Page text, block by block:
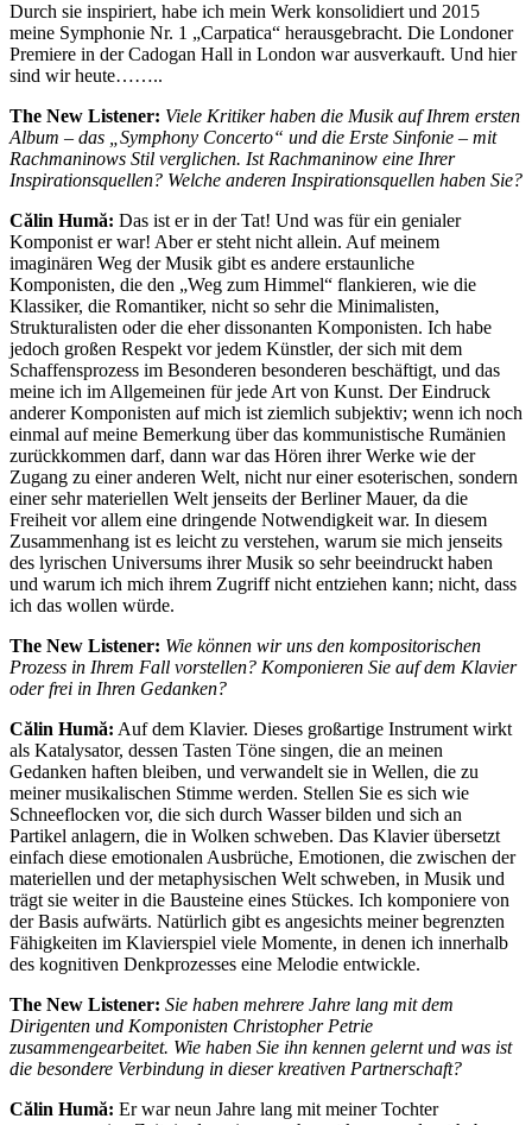
Durch sie inspiriert, habe ich mein Werk konsolidiert und 2015
meine Symphonie Nr. 1 „Carpatica“ herausgebracht. Die Londoner
Premiere in der Cadogan Hall in London war ausverkauft. Und hier
sind wir heute……..
The New Listener: Viele Kritiker haben die Musik auf Ihrem ersten
Album – das „Symphony Concerto“ und die Erste Sinfonie – mit
Rachmaninows Stil verglichen. Ist Rachmaninow eine Ihrer
Inspirationsquellen? Welche anderen Inspirationsquellen haben Sie?
Călin Humă: Das ist er in der Tat! Und was für ein genialer
Komponist er war! Aber er steht nicht allein. Auf meinem
imaginären Weg der Musik gibt es andere erstaunliche
Komponisten, die den „Weg zum Himmel“ flankieren, wie die
Klassiker, die Romantiker, nicht so sehr die Minimalisten,
Strukturalisten oder die eher dissonanten Komponisten. Ich habe
jedoch großen Respekt vor jedem Künstler, der sich mit dem
Schaffensprozess im Besonderen besonderen beschäftigt, und das
meine ich im Allgemeinen für jede Art von Kunst. Der Eindruck
anderer Komponisten auf mich ist ziemlich subjektiv; wenn ich noch
einmal auf meine Bemerkung über das kommunistische Rumänien
zurückkommen darf, dann war das Hören ihrer Werke wie der
Zugang zu einer anderen Welt, nicht nur einer esoterischen, sondern
einer sehr materiellen Welt jenseits der Berliner Mauer, da die
Freiheit vor allem eine dringende Notwendigkeit war. In diesem
Zusammenhang ist es leicht zu verstehen, warum sie mich jenseits
des lyrischen Universums ihrer Musik so sehr beeindruckt haben
und warum ich mich ihrem Zugriff nicht entziehen kann; nicht, dass
ich das wollen würde.
The New Listener: Wie können wir uns den kompositorischen
Prozess in Ihrem Fall vorstellen? Komponieren Sie auf dem Klavier
oder frei in Ihren Gedanken?
Călin Humă: Auf dem Klavier. Dieses großartige Instrument wirkt
als Katalysator, dessen Tasten Töne singen, die an meinen
Gedanken haften bleiben, und verwandelt sie in Wellen, die zu
meiner musikalischen Stimme werden. Stellen Sie es sich wie
Schneeflocken vor, die sich durch Wasser bilden und sich an
Partikel anlagern, die in Wolken schweben. Das Klavier übersetzt
einfach diese emotionalen Ausbrüche, Emotionen, die zwischen der
materiellen und der metaphysischen Welt schweben, in Musik und
trägt sie weiter in die Bausteine eines Stückes. Ich komponiere von
der Basis aufwärts. Natürlich gibt es angesichts meiner begrenzten
Fähigkeiten im Klavierspiel viele Momente, in denen ich innerhalb
des kognitiven Denkprozesses eine Melodie entwickle.
The New Listener: Sie haben mehrere Jahre lang mit dem
Dirigenten und Komponisten Christopher Petrie
zusammengearbeitet. Wie haben Sie ihn kennen gelernt und was ist
die besondere Verbindung in dieser kreativen Partnerschaft?
Călin Humă: Er war neun Jahre lang mit meiner Tochter